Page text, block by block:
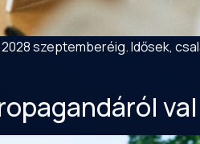
szeptemberéig. Idősek,